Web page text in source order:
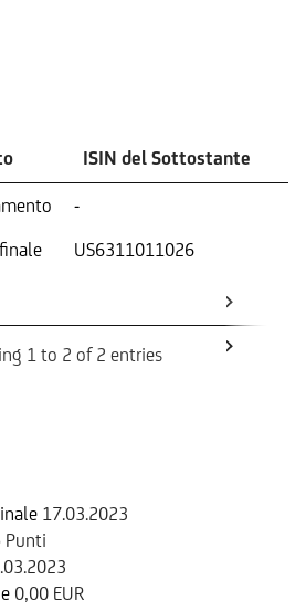
ISIN del Sottostante
-
US6311011026
1 to 2 of 2 entries
17.03.2023
Punti
0,00 EUR